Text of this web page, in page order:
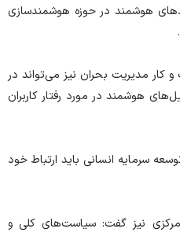
هوشمند در حوزه هوشمندسازی
مدیریت بحران نیز می‌تواند در
هوشمند در مورد رفتار کاربران
سرمایه انسانی باید ارتباط خود
مرکزی نیز گفت: سیاست‌های کلی و